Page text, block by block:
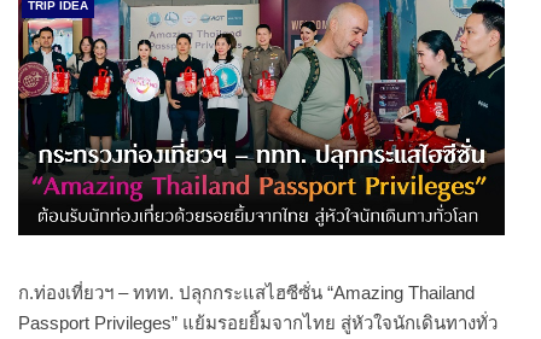
TRIP IDEA
ก.ท่องเที่ยวฯ – ททท. ปลุกกระแสไฮซีซั่น “Amazing Thailand
Passport Privileges” แย้มรอยยิ้มจากไทย สู่หัวใจนักเดินทางทั่ว